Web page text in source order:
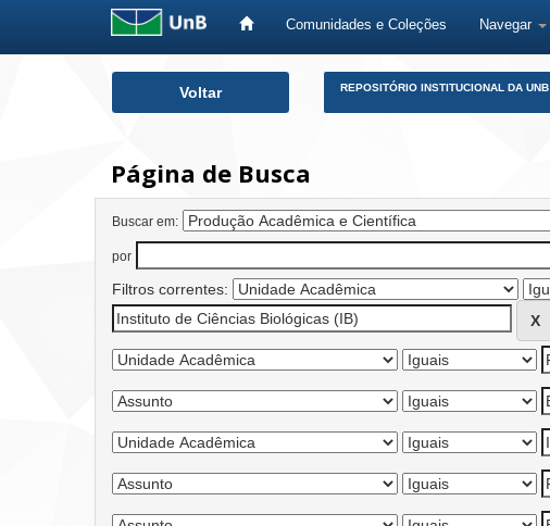
Comunidades e Coleções Navegar
Voltar REPOSITÓRIO INSTITUCIONAL DA UNB
Página de Busca
Buscar em:
por
Filtros correntes: